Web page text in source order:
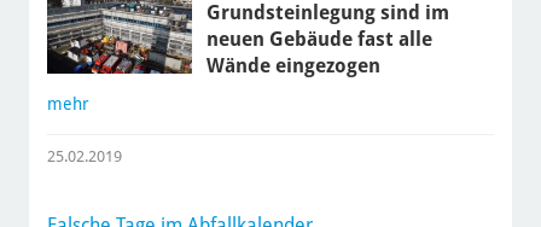
Grundsteinlegung sind im
neuen Gebäude fast alle
Wände eingezogen
mehr
25.02.2019